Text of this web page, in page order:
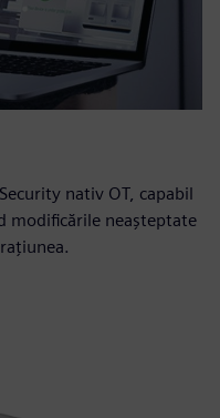
nativ OT, capabil
modificările neașteptate